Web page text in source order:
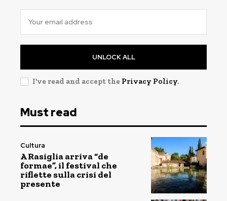
UNLOCK ALL
I've read and accept the Privacy Policy.
Must read
Cultura
A Rasiglia arriva “de
formae”, il festival che
riflette sulla crisi del
presente